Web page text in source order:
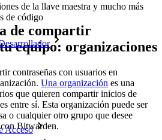
de la llave maestra y mucho más
de código
Acceso
de compartir
equipo: organizaciones
contraseñas con usuarios en
Una organización es una
que quieren compartir inicios de
entre sí. Esta organización puede ser
o cualquier otro grupo que desee
Bitwarden.